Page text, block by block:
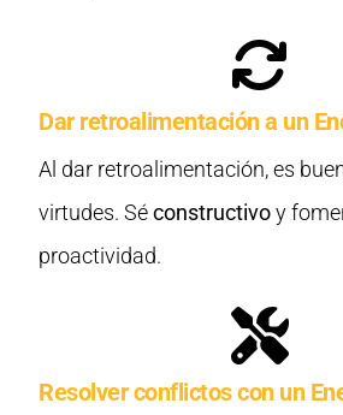
Dar retroalimentación a un
Al dar retroalimentación, es
virtudes. Séconstructivoy
proactividad.
Resolver conflictos con un